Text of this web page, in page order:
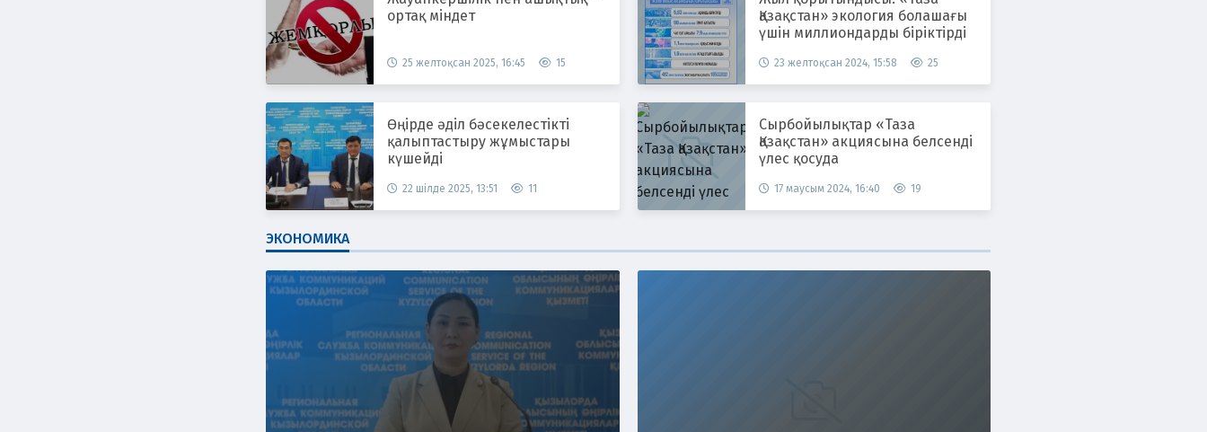
ортақ міндет
25 желтоқсан 2025, 16:45 15
Өңірде әділ бәсекелестікті
қалыптастыру жұмыстары
күшейді
22 шілде 2025, 13:51 11
Қазақстан» экология болашағы
үшін миллиондарды біріктірді
23 желтоқсан 2024, 15:58 25
Сырбойылықтар «Таза
Қазақстан» акциясына белсенді
үлес қосуда
17 маусым 2024, 16:40 19
ЭКОНОМИКА